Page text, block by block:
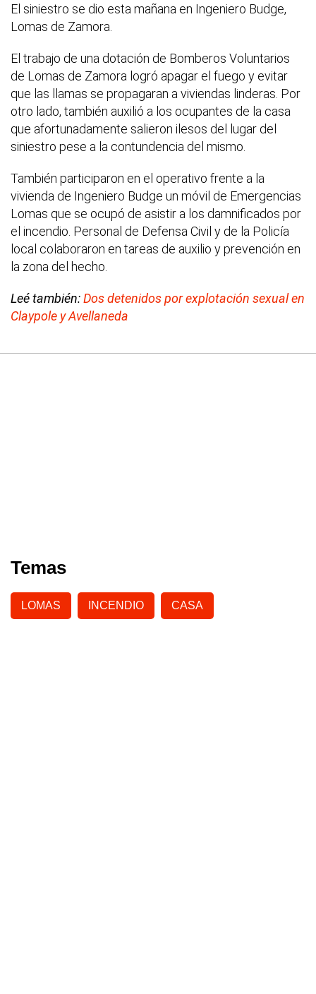
El siniestro se dio esta mañana en Ingeniero Budge,
Lomas de Zamora.
El trabajo de una dotación de Bomberos Voluntarios
de Lomas de Zamora logró apagar el fuego y evitar
que las llamas se propagaran a viviendas linderas. Por
otro lado, también auxilió a los ocupantes de la casa
que afortunadamente salieron ilesos del lugar del
siniestro pese a la contundencia del mismo.
También participaron en el operativo frente a la
vivienda de Ingeniero Budge un móvil de Emergencias
Lomas que se ocupó de asistir a los damnificados por
el incendio. Personal de Defensa Civil y de la Policía
local colaboraron en tareas de auxilio y prevención en
la zona del hecho.
Leé también:Dos detenidos por explotación sexual en
Claypole y Avellaneda
Temas
LOMAS INCENDIO CASA